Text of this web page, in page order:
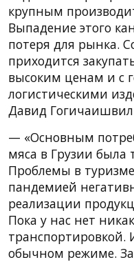
крупным
Выпадение этого
потеря для рынка.
приходится
высоким ценам и с
логистическими
Давид
— «Основным
мяса в Грузии была
Проблемы в
пандемией
реализации
Пока у нас нет
транспортировкой.
обычном режиме.